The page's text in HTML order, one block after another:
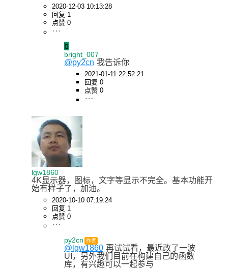
2020-12-03 10:13:28
回复 1
点赞 0
b
bright_007
@py2cn 我告诉你
2021-01-11 22:52:21
回复 0
点赞 0
lgw1860
4K显示器，图标，文字等显示不完全。基本功能开
始有样子了，加油。
2020-10-10 07:19:24
回复 1
点赞 0
py2cn 作者
@lgw1860 再试试看，最近改了一波
UI，另外我们目前在构建自己的函数
库，有兴趣可以一起参与